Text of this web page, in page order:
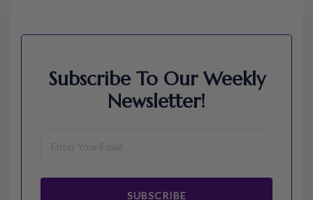
Subscribe To Our Weekly
Newsletter!
SUBSCRIBE